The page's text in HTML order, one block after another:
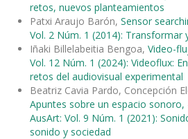
retos, nuevos planteamientos
Patxi Araujo Barón, Sensor
Vol. 2 Núm. 1 (2014): Transformar
Iñaki Billelabeitia Bengoa, Video-
Vol. 12 Núm. 1 (2024): Videoflux:
retos del audiovisual experimental
Beatriz Cavia Pardo, Concepción
Apuntes sobre un espacio sonoro,
AusArt: Vol. 9 Núm. 1 (2021):
sonido y sociedad